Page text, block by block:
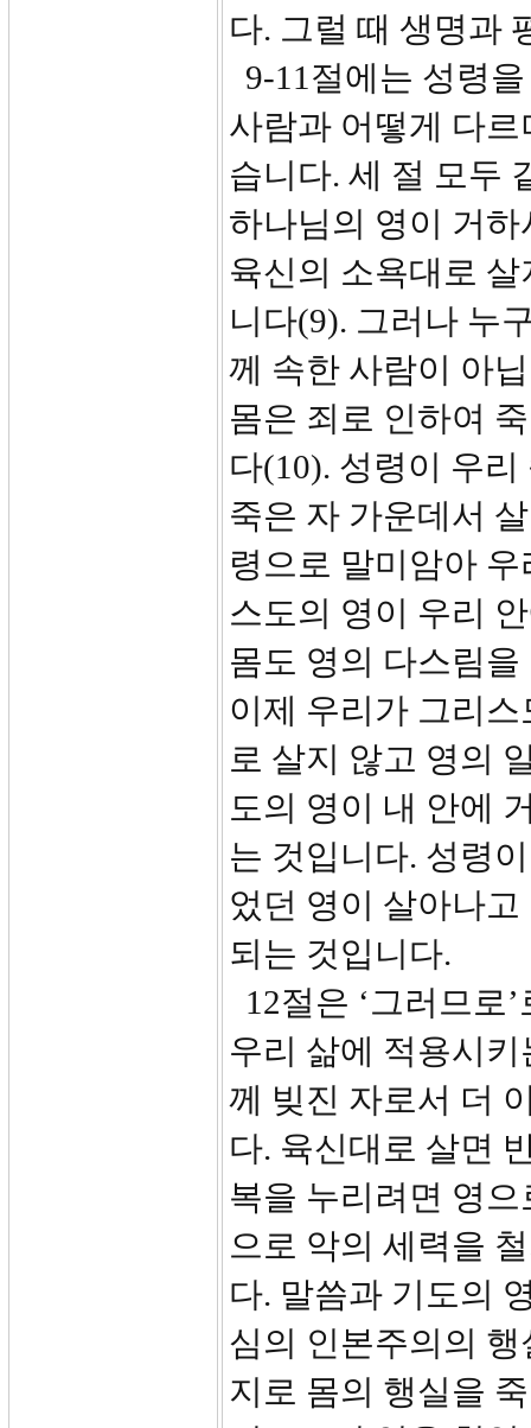
다. 그럴 때 생명과
9-11절에는 성령
사람과 어떻게 다
습니다. 세 절 모두
하나님의 영이 거
육신의 소욕대로
니다(9). 그러나 누
께 속한 사람이 아
몸은 죄로 인하여
다(10). 성령이 우
죽은 자 가운데서
령으로 말미암아
스도의 영이 우리
몸도 영의 다스림
이제 우리가 그리
로 살지 않고 영의
도의 영이 내 안에
는 것입니다. 성령
었던 영이 살아나
되는 것입니다.
12절은 ‘그러므로
우리 삶에 적용시
께 빚진 자로서 더
다. 육신대로 살면
복을 누리려면 영
으로 악의 세력을
다. 말씀과 기도의
심의 인본주의의
지로 몸의 행실을